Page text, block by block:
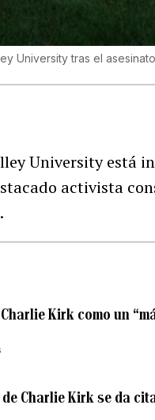
University tras el
University está
activista
Kirk como un
Charlie Kirk se da